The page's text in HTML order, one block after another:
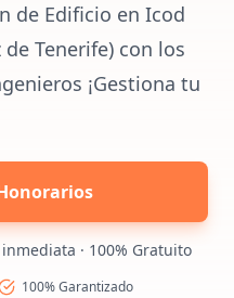
de Edificio en Icod
de Tenerife) con los
¡Gestiona tu
· 100% Gratuito
100% Garantizado